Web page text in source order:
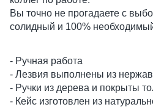
Вы точно не прогадаете с
солидный и 100%
- Ручная работа
- Лезвия выполнены из
- Ручки из дерева и покрыты
- Кейс изготовлен из